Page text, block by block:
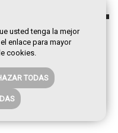
usted tenga la mejor
enlace para mayor
cookies.
TODAS